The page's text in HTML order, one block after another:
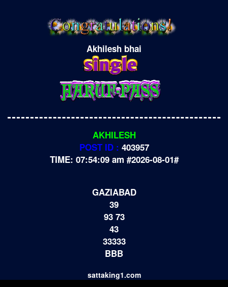
Akhilesh bhai
AKHILESH
POST ID : 403957
TIME: 07:54:09 am #2026-08-01#
GAZIABAD
39
93 73
43
33333
BBB
sattaking1.com